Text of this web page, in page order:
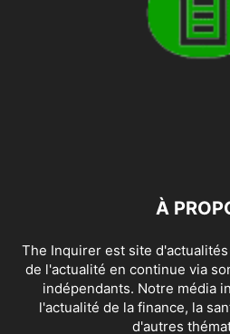
À
The Inquirer est site
de l'actualité en continue via
indépendants. Notre média
l'actualité de la finance, la
d'autres